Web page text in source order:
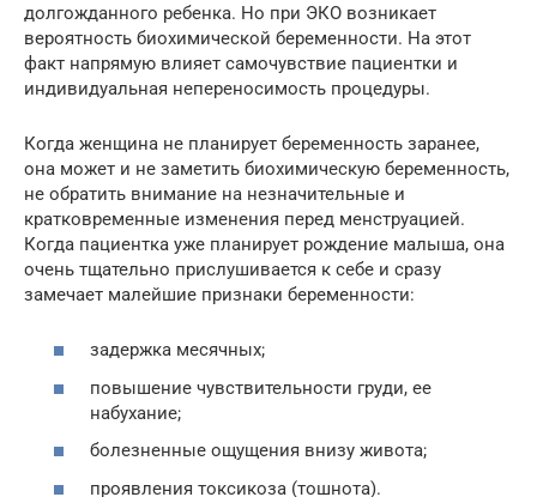
долгожданного ребенка. Но при ЭКО возникает
вероятность биохимической беременности. На этот
факт напрямую влияет самочувствие пациентки и
индивидуальная непереносимость процедуры.
Когда женщина не планирует беременность заранее,
она может и не заметить биохимическую беременность,
не обратить внимание на незначительные и
кратковременные изменения перед менструацией.
Когда пациентка уже планирует рождение малыша, она
очень тщательно прислушивается к себе и сразу
замечает малейшие признаки беременности:
задержка месячных;
повышение чувствительности груди, ее
набухание;
болезненные ощущения внизу живота;
проявления токсикоза (тошнота).